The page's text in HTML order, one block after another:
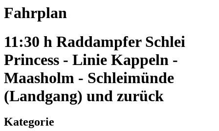
Fahrplan
11:30 h Raddampfer Schlei
Princess - Linie Kappeln -
Maasholm - Schleimünde
(Landgang) und zurück
Kategorie